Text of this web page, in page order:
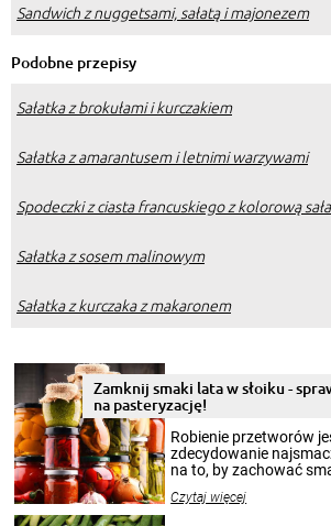
Sandwich z nuggetsami, sałatą i majonezem
Podobne przepisy
Sałatka z brokułami i kurczakiem
Sałatka z amarantusem i letnimi warzywami
Spodeczki z ciasta francuskiego z kolorową
Sałatka z sosem malinowym
Sałatka z kurczaka z makaronem
Zamknij smaki lata w słoiku -
na pasteryzację!
Robienie przetworów
zdecydowanie
na to, by zachować
krajobrazów, by cieszyć
Czytaj więcej